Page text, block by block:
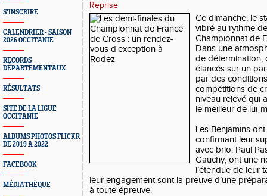
S'INSCRIRE
CALENDRIER - SAISON
2026 OCCITANIE
RECORDS
DÉPARTEMENTAUX
RÉSULTATS
SITE DE LA LIGUE
OCCITANIE
ALBUMS PHOTOS FLICKR
DE 2019 A 2022
FACEBOOK
MÉDIATHÈQUE
Reprise
Ce dimanche, le
vibré au rythme
Championnat de
Dans une
de détermination,
élancés sur un
par des
compétitions de
niveau relevé qui
le meilleur de lui-
Les Benjamins
confirmant leur
avec brio. Paul
Gauchy, ont une
l’étendue de leur
leur engagement sont la preuve d’une
à toute épreuve.